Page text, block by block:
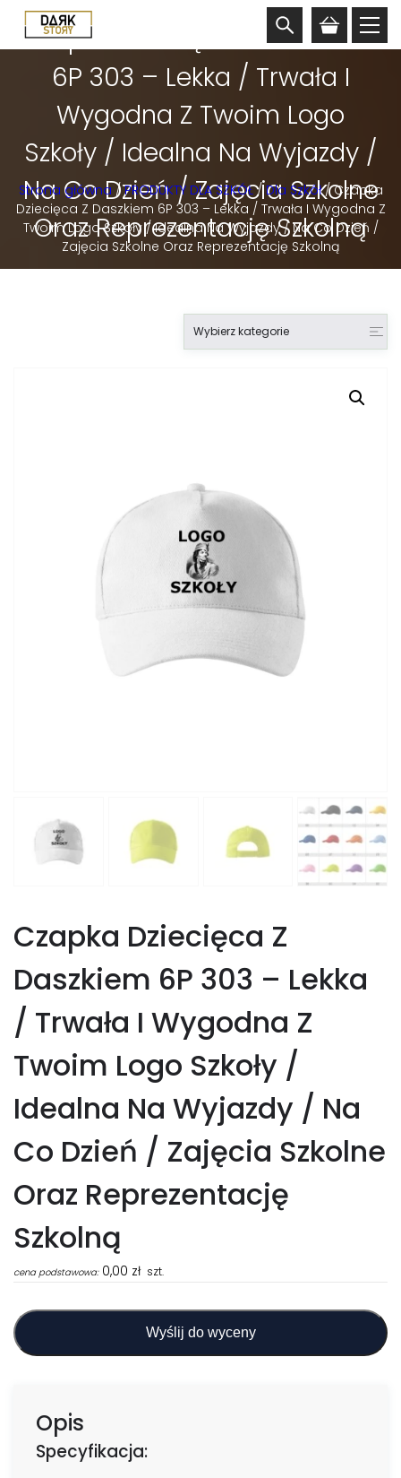
Czapka Dziecięca Z Daszkiem
6P 303 – Lekka / Trwała I
Wygodna Z Twoim Logo
Szkoły / Idealna Na Wyjazdy /
Na Co Dzień / Zajęcia Szkolne
Oraz Reprezentację Szkolną
Strona główna /PRODUKTY DLA SZKÓŁ/Dla Szkół/ Czapka
Dziecięca Z Daszkiem 6P 303 – Lekka / Trwała I Wygodna Z
Twoim Logo Szkoły / Idealna Na Wyjazdy / Na Co Dzień /
Zajęcia Szkolne Oraz Reprezentację Szkolną
Wybierz kategorie
Czapka Dziecięca Z
Daszkiem 6P 303 – Lekka
/ Trwała I Wygodna Z
Twoim Logo Szkoły /
Idealna Na Wyjazdy / Na
Co Dzień / Zajęcia Szkolne
Oraz Reprezentację
Szkolną
cena podstawowa: 0,00 zł szt.
Wyślij do wyceny
Opis
Specyfikacja: